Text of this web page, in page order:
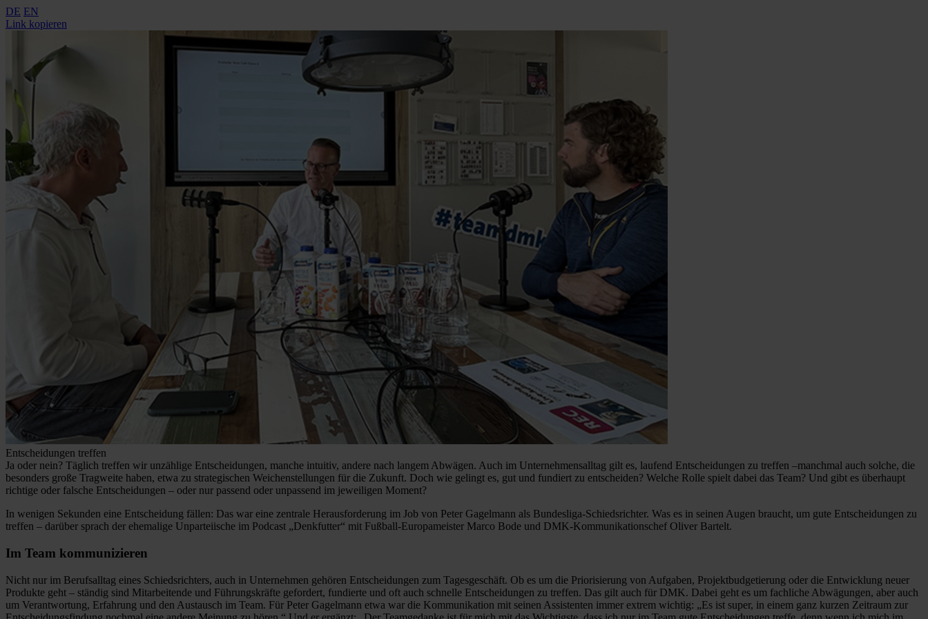
DE EN
Link kopieren
Entscheidungen treffen
Ja oder nein? Täglich treffen wir unzählige Entscheidungen, manche intuitiv, andere nach langem Abwägen. Auch im Unternehmensalltag gilt es, laufend Entscheidungen zu treffen –manchmal auch solche, die
besonders große Tragweite haben, etwa zu strategischen Weichenstellungen für die Zukunft. Doch wie gelingt es, gut und fundiert zu entscheiden? Welche Rolle spielt dabei das Team? Und gibt es überhaupt
richtige oder falsche Entscheidungen – oder nur passend oder unpassend im jeweiligen Moment?
In wenigen Sekunden eine Entscheidung fällen: Das war eine zentrale Herausforderung im Job von Peter Gagelmann als Bundesliga-Schiedsrichter. Was es in seinen Augen braucht, um gute Entscheidungen zu
treffen – darüber sprach der ehemalige Unparteiische im Podcast „Denkfutter“ mit Fußball-Europameister Marco Bode und DMK-Kommunikationschef Oliver Bartelt.
Im Team kommunizieren
Nicht nur im Berufsalltag eines Schiedsrichters, auch in Unternehmen gehören Entscheidungen zum Tagesgeschäft. Ob es um die Priorisierung von Aufgaben, Projektbudgetierung oder die Entwicklung neuer
Produkte geht – ständig sind Mitarbeitende und Führungskräfte gefordert, fundierte und oft auch schnelle Entscheidungen zu treffen. Das gilt auch für DMK. Dabei geht es um fachliche Abwägungen, aber auch
um Verantwortung, Erfahrung und den Austausch im Team. Für Peter Gagelmann etwa war die Kommunikation mit seinen Assistenten immer extrem wichtig: „Es ist super, in einem ganz kurzen Zeitraum zur